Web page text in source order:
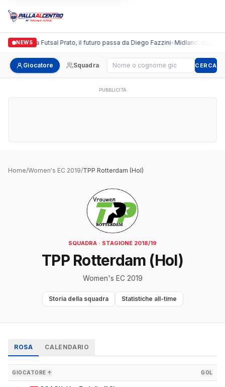
NEWS
Italgronda Futsal Prato, il futuro passa da Diego Fazzini•Midland, doppio
Giocatore Squadra Cerca giocatore CERCA
PUBBLICITÀ
Home/Women's EC 2019/TPP Rotterdam (Hol)
SQUADRA · STAGIONE 2018/19
TPP Rotterdam (Hol)
Women's EC 2019
Storia della squadra Statistiche all-time
ROSA CALENDARIO
GIOCATORE ↑ GOL